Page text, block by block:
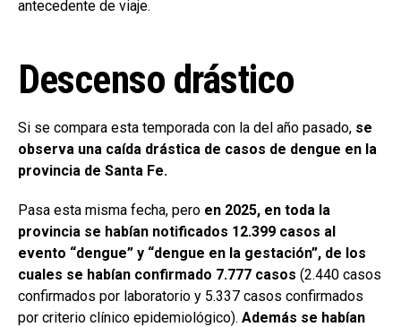
antecedente de viaje.
Descenso drástico
Si se compara esta temporada con la del año pasado, se
observa una caída drástica de casos de dengue en la
provincia de Santa Fe.
Pasa esta misma fecha, pero en 2025, en toda la
provincia se habían notificados 12.399 casos al
evento “dengue” y “dengue en la gestación”, de los
cuales se habían confirmado 7.777 casos (2.440 casos
confirmados por laboratorio y 5.337 casos confirmados
por criterio clínico epidemiológico). Además se habían